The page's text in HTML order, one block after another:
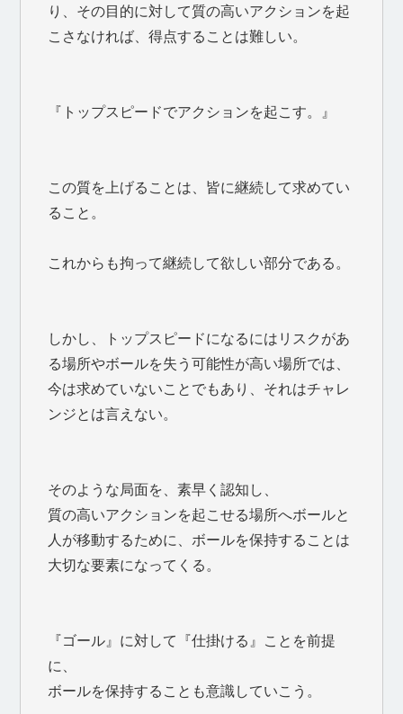
り、その目的に対して質の高いアクションを起
こさなければ、得点することは難しい。
『トップスピードでアクションを起こす。』
この質を上げることは、皆に継続して求めてい
ること。
これからも拘って継続して欲しい部分である。
しかし、トップスピードになるにはリスクがあ
る場所やボールを失う可能性が高い場所では、
今は求めていないことでもあり、それはチャレ
ンジとは言えない。
そのような局面を、素早く認知し、
質の高いアクションを起こせる場所へボールと
人が移動するために、ボールを保持することは
大切な要素になってくる。
『ゴール』に対して『仕掛ける』ことを前提
に、
ボールを保持することも意識していこう。